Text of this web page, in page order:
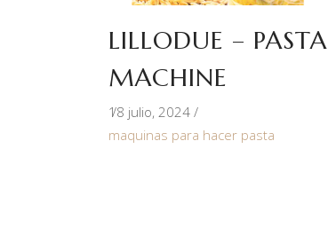
LILLODUE – PASTA
MACHINE
18 julio, 2024
maquinas para hacer pasta